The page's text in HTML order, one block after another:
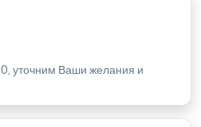
уточним Ваши желания и